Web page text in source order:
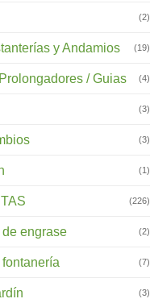
(2)
y Andamios (19)
/ Guias (4)
(3)
(3)
(1)
(226)
engrase (2)
(7)
(3)